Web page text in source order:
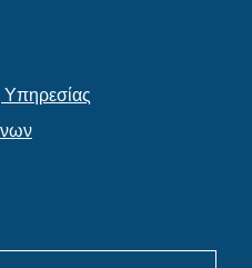
Υπηρεσίας